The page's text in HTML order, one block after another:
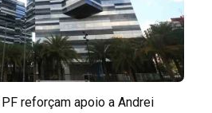
reforçam apoio a Andrei